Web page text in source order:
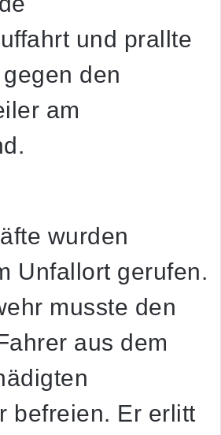
und prallte
den
am
wurden
Unfallort gerufen.
musste den
aus dem
befreien. Er erlitt